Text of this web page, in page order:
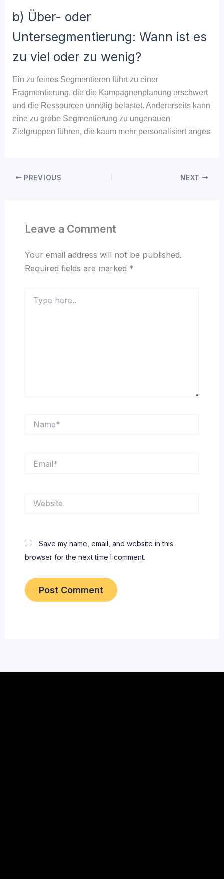
b) Über- oder
Untersegmentierung: Wann ist es
zu viel oder zu wenig?
Ein zu feines Segmentieren führt zu einer
Fragmentierung, die die Kampagnenplanung erschwert
und die Ressourcen unnötig belastet. Andererseits kann
eine zu grobe Segmentierung zu ungenauen
Zielgruppen führen, die kaum mehr personalisiert anges
PREVIOUS NEXT
Leave a Comment
Your email address will not be published.
Required fields are marked *
here..
Save my name, email, and website in this
browser for the next time I comment.